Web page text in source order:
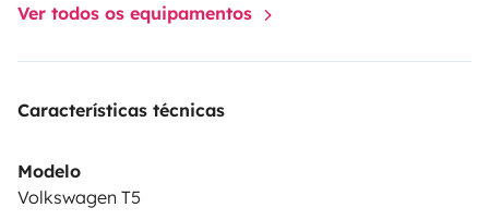
Ver todos os equipamentos
Características técnicas
Modelo
Volkswagen T5